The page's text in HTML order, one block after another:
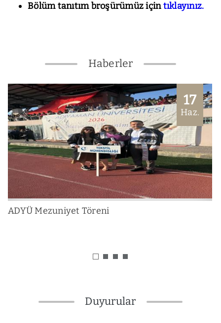
Bölüm tanıtım broşürümüz için tıklayınız.
Haberler
17
Haz.
ADYÜ Mezuniyet Töreni
Duyurular